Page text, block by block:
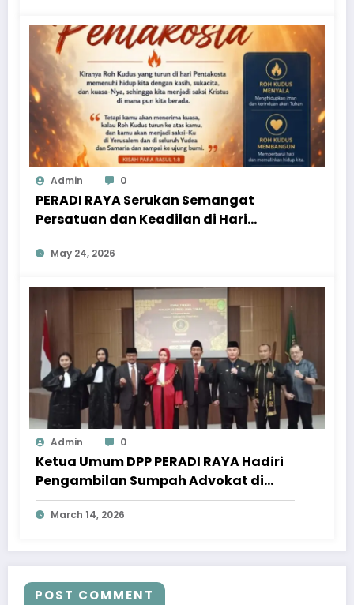
Admin 0
PERADI RAYA Serukan Semangat
Persatuan dan Keadilan di Hari
Pentakosta
May 24, 2026
Admin 0
Ketua Umum DPP PERADI RAYA Hadiri
Pengambilan Sumpah Advokat di
Pengadilan Tinggi Jawa Tengah
March 14, 2026
POST COMMENT